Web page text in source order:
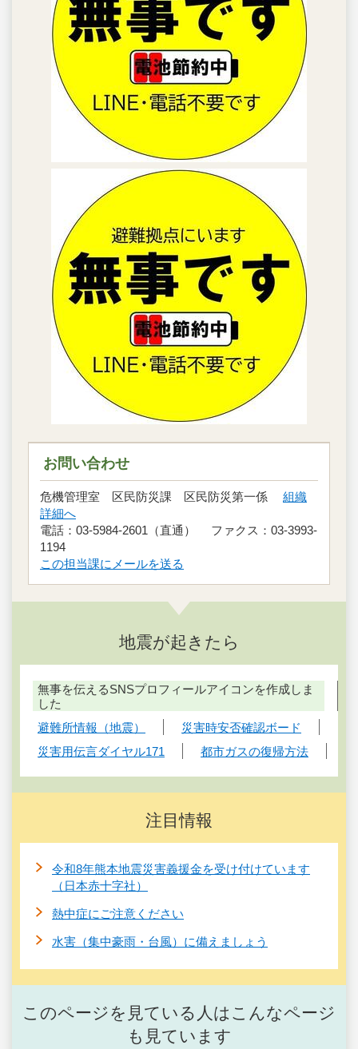
お問い合わせ
危機管理室 区民防災課 区民防災第一係 組織
詳細へ
電話：03-5984-2601（直通） ファクス：03-3993-
1194
この担当課にメールを送る
地震が起きたら
無事を伝えるSNSプロフィールアイコンを作成しま
した
避難所情報（地震）
災害時安否確認ボード
災害用伝言ダイヤル171
都市ガスの復帰方法
注目情報
令和8年熊本地震災害義援金を受け付けています
（日本赤十字社）
熱中症にご注意ください
水害（集中豪雨・台風）に備えましょう
このページを見ている人はこんなページ
も見ています